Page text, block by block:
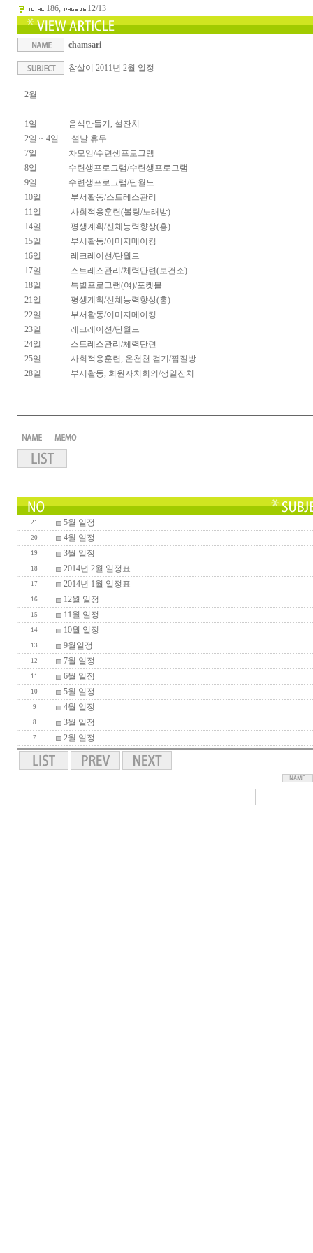
186, 12/13
chamsari
참살이 2011년 2월 일정
2월
1일 음식만들기, 설잔치
2일 ~ 4일 설날 휴무
7일 차모임/수련생프로그램
8일 수련생프로그램/수련생프로그램
9일 수련생프로그램/단월드
10일 부서활동/스트레스관리
11일 사회적응훈련(볼링/노래방)
14일 평생계획/신체능력향상(홍)
15일 부서활동/이미지메이킹
16일 레크레이션/단월드
17일 스트레스관리/체력단련(보건소)
18일 특별프로그램(여)/포켓볼
21일 평생계획/신체능력향상(홍)
22일 부서활동/이미지메이킹
23일 레크레이션/단월드
24일 스트레스관리/체력단련
25일 사회적응훈련, 온천천 걷기/찜질방
28일 부서활동, 회원자치회의/생일잔치
21 5월 일정
20 4월 일정
19 3월 일정
18 2014년 2월 일정표
17 2014년 1월 일정표
16 12월 일정
15 11월 일정
14 10월 일정
13 9월일정
12 7월 일정
11 6월 일정
10 5월 일정
9 4월 일정
8 3월 일정
7 2월 일정